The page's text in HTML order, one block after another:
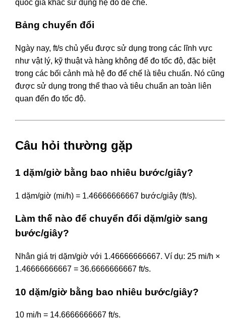
quốc gia khác sử dụng hệ đo đế chế.
Bảng chuyển đổi
Ngày nay, ft/s chủ yếu được sử dụng trong các lĩnh vực
như vật lý, kỹ thuật và hàng không để đo tốc độ, đặc biệt
trong các bối cảnh mà hệ đo đế chế là tiêu chuẩn. Nó cũng
được sử dụng trong thể thao và tiêu chuẩn an toàn liên
quan đến đo tốc độ.
Câu hỏi thường gặp
1 dặm/giờ bằng bao nhiêu bước/giây?
1 dặm/giờ (mi/h) = 1.46666666667 bước/giây (ft/s).
Làm thế nào để chuyển đổi dặm/giờ sang
bước/giây?
Nhân giá trị dặm/giờ với 1.46666666667. Ví dụ: 25 mi/h ×
1.46666666667 = 36.6666666667 ft/s.
10 dặm/giờ bằng bao nhiêu bước/giây?
10 mi/h = 14.6666666667 ft/s.